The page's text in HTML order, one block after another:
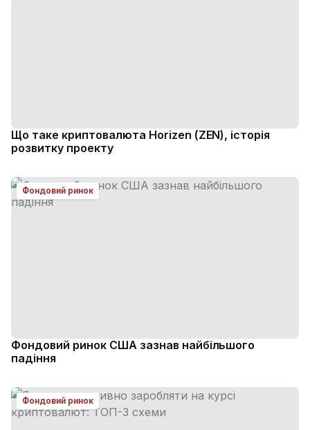
Що таке криптовалюта Horizen (ZEN), історія
розвитку проекту
Фондовий ринок
Фондовий ринок США зазнав найбільшого
падіння
Фондовий ринок